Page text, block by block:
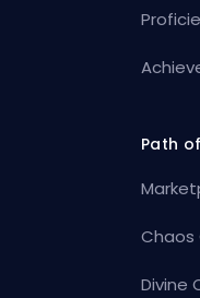
Path
Chaos
Divine